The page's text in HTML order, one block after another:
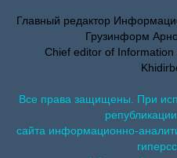
Главный редактор
Грузинформ
Chief editor of
Все права защищены. При
сайта информационно-